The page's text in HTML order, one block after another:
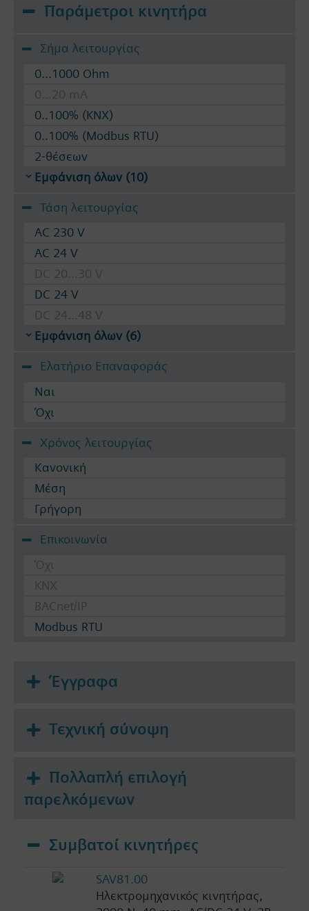
Παράμετροι κινητήρα
Σήμα λειτουργίας
0...1000 Ohm
0...20 mA
0..100% (KNX)
0..100% (Modbus RTU)
2-θέσεων
Εμφάνιση όλων (10)
Τάση λειτουργίας
AC 230 V
AC 24 V
DC 20...30 V
DC 24 V
DC 24...48 V
Εμφάνιση όλων (6)
Ελατήριο Επαναφοράς
Ναι
Όχι
Χρόνος λειτουργίας
Κανονική
Μέση
Γρήγορη
Επικοινωνία
Όχι
KNX
BACnet/IP
Modbus RTU
Έγγραφα
Τεχνική σύνοψη
Πολλαπλή επιλογή
παρελκόμενων
Συμβατοί κινητήρες
SAV81.00
Ηλεκτρομηχανικός κινητήρας,